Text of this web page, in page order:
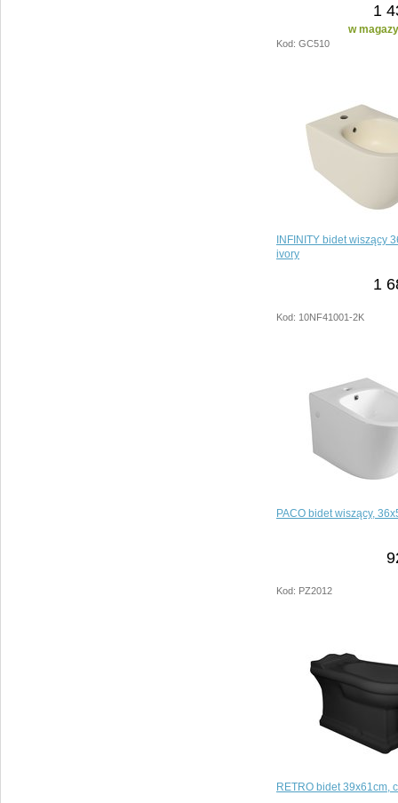
1
w
Kod: GC510
INFINITY bidet wiszący
ivory
1
Kod: 10NF41001-2K
PACO bidet wiszący,
Kod: PZ2012
RETRO bidet 39x61cm,